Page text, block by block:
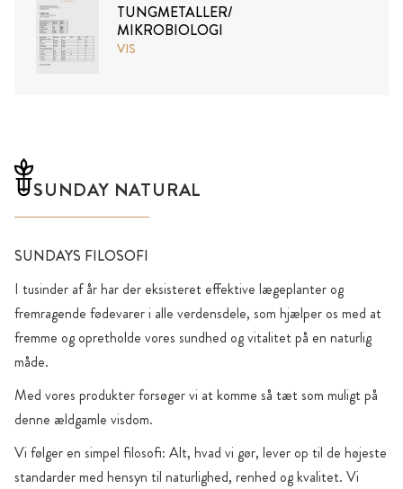
TUNGMETALLER/
MIKROBIOLOGI
VIS
SUNDAY NATURAL
SUNDAYS FILOSOFI
I tusinder af år har der eksisteret effektive lægeplanter og
fremragende fødevarer i alle verdensdele, som hjælper os med at
fremme og opretholde vores sundhed og vitalitet på en naturlig
måde.
Med vores produkter forsøger vi at komme så tæt som muligt på
denne ældgamle visdom.
Vi følger en simpel filosofi: Alt, hvad vi gør, lever op til de højeste
standarder med hensyn til naturlighed, renhed og kvalitet. Vi